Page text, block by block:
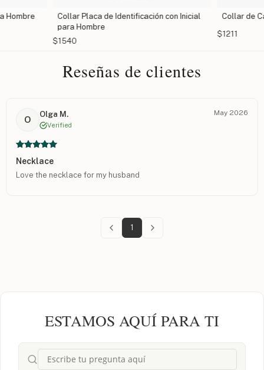
Hombre
Collar Placa de Identificación con Inicial
para Hombre
$1540
Collar de
$1211
Reseñas de clientes
O
Olga M.
Verified
May 2026
Necklace
Love the necklace for my husband
1
ESTAMOS AQUÍ PARA TI